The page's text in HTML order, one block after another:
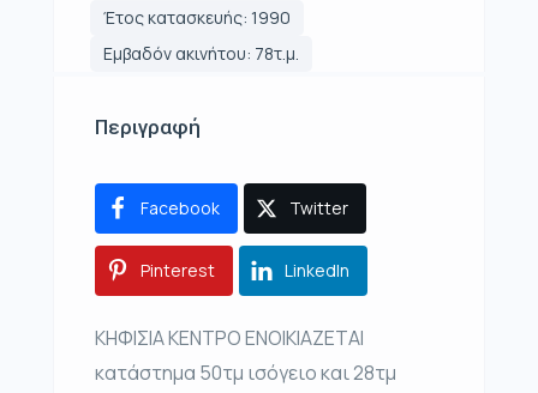
Έτος κατασκευής: 1990
Εμβαδόν ακινήτου: 78τ.μ.
Περιγραφή
Facebook Twitter
Pinterest LinkedIn
ΚΗΦΙΣΙΑ ΚΕΝΤΡΟ ΕΝΟΙΚΙΑΖΕΤΑΙ
κατάστημα 50τμ ισόγειο και 28τμ